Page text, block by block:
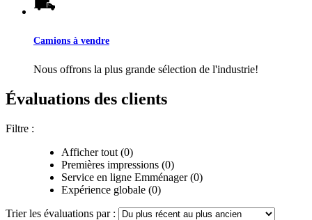
Camions à vendre
Nous offrons la plus grande sélection de l'industrie!
Évaluations des clients
Filtre :
Afficher tout (0)
Premières impressions (0)
Service en ligne Emménager (0)
Expérience globale (0)
Trier les évaluations par :